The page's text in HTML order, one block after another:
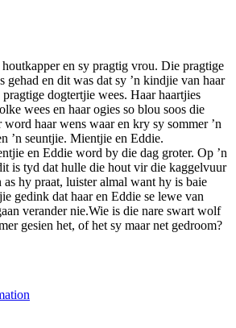
en sy pragtig vrou. Die pragtige
gehad en dit was dat sy ’n kindjie van haar
dogtertjie wees. Haar haartjies
wees en haar ogies so blou soos die
word haar wens waar en kry sy sommer ’n
’n seuntjie. Mientjie en Eddie.
en Eddie word by die dag groter. Op ’n
is tyd dat hulle die hout vir die kaggelvuur
as hy praat, luister almal want hy is baie
gedink dat haar en Eddie se lewe van
verander nie.Wie is die nare swart wolf
gesien het, of het sy maar net gedroom?